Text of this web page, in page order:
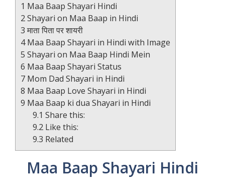
1 Maa Baap Shayari Hindi
2Shayari on Maa Baap in Hindi
3माता पिता पर शायरी
4Maa Baap Shayari in Hindi with Image
5 Shayari on Maa Baap Hindi Mein
6 Maa Baap Shayari Status
7 Mom Dad Shayari in Hindi
8 Maa Baap Love Shayari in Hindi
9 Maa Baap ki dua Shayari in Hindi
9.1 Share this:
9.2 Like this:
9.3 Related
Maa Baap Shayari Hindi